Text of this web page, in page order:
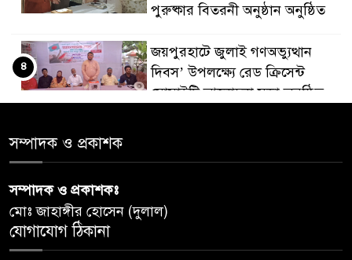
পুরুষ্কার বিতরনী অনুষ্ঠান অনুষ্ঠিত
জয়পুরহাটে জুলাই গণঅভ্যুত্থান
দিবস’ উপলক্ষ্যে রেড ক্রিসেন্ট
সোসাইটি আলোচনা সভা অনুষ্ঠিত
৪
দিবস-২০২৬’।
৫
৬
সম্পাদক ও প্রকাশক
সম্পাদক ও প্রকাশকঃ
মোঃ জাহাঙ্গীর হোসেন (দুলাল)
যোগাযোগ ঠিকানা